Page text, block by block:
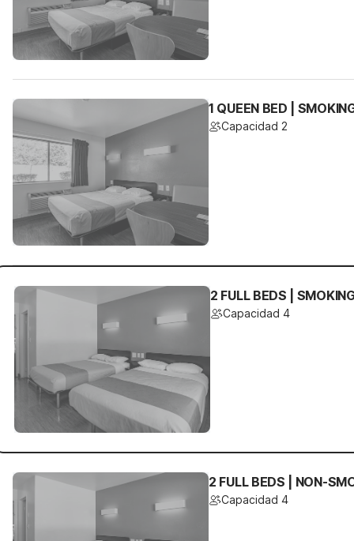
1 QUEEN BED |
Capacidad 2
2 FULL BEDS |
Capacidad 4
2 FULL BEDS | NON-
Capacidad 4